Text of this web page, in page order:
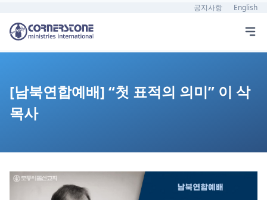
공지사항 English
[남북연합예배] “첫 표적의 의미” 이 삭
목사